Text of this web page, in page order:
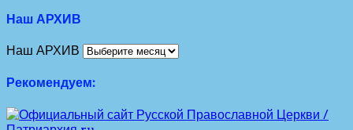
Наш АРХИВ
Наш АРХИВ
Рекомендуем: